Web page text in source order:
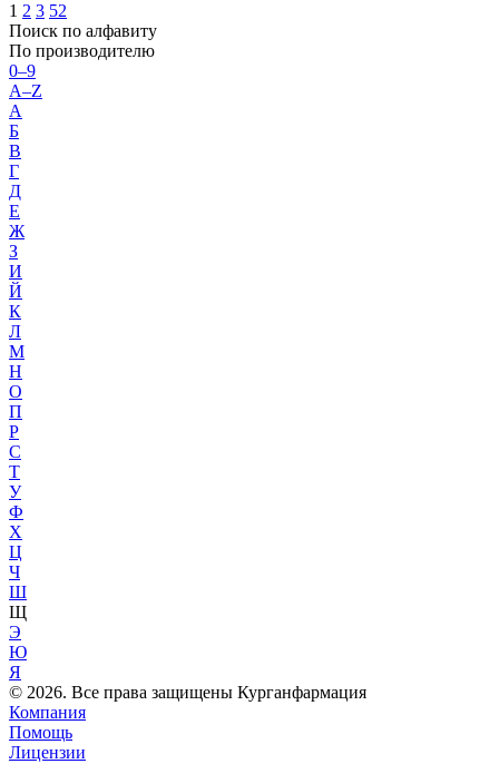
1 2 3 52
Поиск по алфавиту
По производителю
0–9
A–Z
А
Б
В
Г
Д
Е
Ж
З
И
Й
К
Л
М
Н
О
П
Р
С
Т
У
Ф
Х
Ц
Ч
Ш
Щ
Э
Ю
Я
© 2026. Все права защищены Курганфармация
Компания
Помощь
Лицензии